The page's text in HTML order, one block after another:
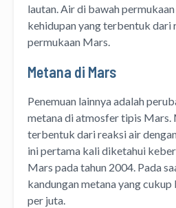
lautan. Air di bawah
kehidupan yang terbentuk dari
permukaan Mars.
Metana di Mars
Penemuan lainnya adalah
metana di atmosfer tipis Mars.
terbentuk dari reaksi air
ini pertama kali diketahui
Mars pada tahun 2004. Pada
kandungan metana yang
per juta.